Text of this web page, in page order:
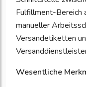
Fulfillment-Bereich
manueller
Versandetiketten
Wesentliche